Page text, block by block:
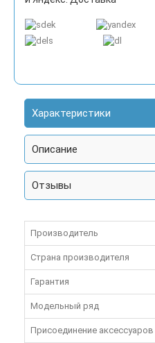
Характеристики
Описание
Отзывы
Производитель
Страна производителя
Гарантия
Модельный ряд
Присоединение аксессуаров